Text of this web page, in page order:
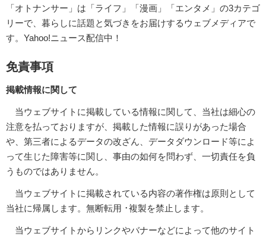
「オトナンサー」は「ライフ」「漫画」「エンタメ」の3カテゴ
リーで、暮らしに話題と気づきをお届けするウェブメディアで
す。Yahoo!ニュース配信中！
免責事項
掲載情報に関して
当ウェブサイトに掲載している情報に関して、当社は細心の
注意を払っておりますが、掲載した情報に誤りがあった場合
や、第三者によるデータの改ざん、データダウンロード等によ
って生じた障害等に関し、事由の如何を問わず、一切責任を負
うものではありません。
当ウェブサイトに掲載されている内容の著作権は原則として
当社に帰属します。無断転用 ･複製を禁止します。
当ウェブサイトからリンクやバナーなどによって他のサイト